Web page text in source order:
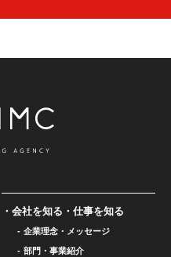
会社を知る・仕事を知る
企業理念・メッセージ
部門・事業紹介